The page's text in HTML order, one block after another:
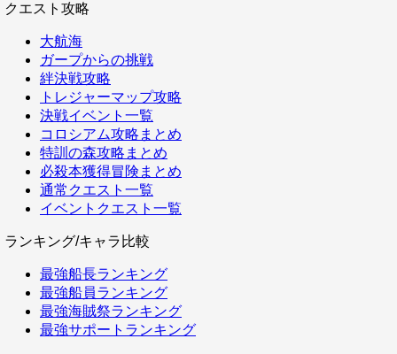
クエスト攻略
大航海
ガープからの挑戦
絆決戦攻略
トレジャーマップ攻略
決戦イベント一覧
コロシアム攻略まとめ
特訓の森攻略まとめ
必殺本獲得冒険まとめ
通常クエスト一覧
イベントクエスト一覧
ランキング/キャラ比較
最強船長ランキング
最強船員ランキング
最強海賊祭ランキング
最強サポートランキング